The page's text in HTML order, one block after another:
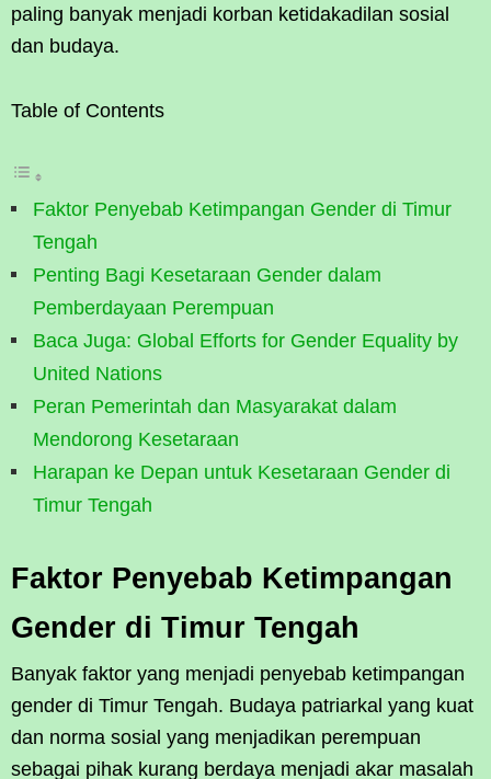
paling banyak menjadi korban ketidakadilan sosial
dan budaya.
Table of Contents
Faktor Penyebab Ketimpangan Gender di Timur
Tengah
Penting Bagi Kesetaraan Gender dalam
Pemberdayaan Perempuan
Baca Juga: Global Efforts for Gender Equality by
United Nations
Peran Pemerintah dan Masyarakat dalam
Mendorong Kesetaraan
Harapan ke Depan untuk Kesetaraan Gender di
Timur Tengah
Faktor Penyebab Ketimpangan
Gender di Timur Tengah
Banyak faktor yang menjadi penyebab ketimpangan
gender di Timur Tengah. Budaya patriarkal yang kuat
dan norma sosial yang menjadikan perempuan
sebagai pihak kurang berdaya menjadi akar masalah